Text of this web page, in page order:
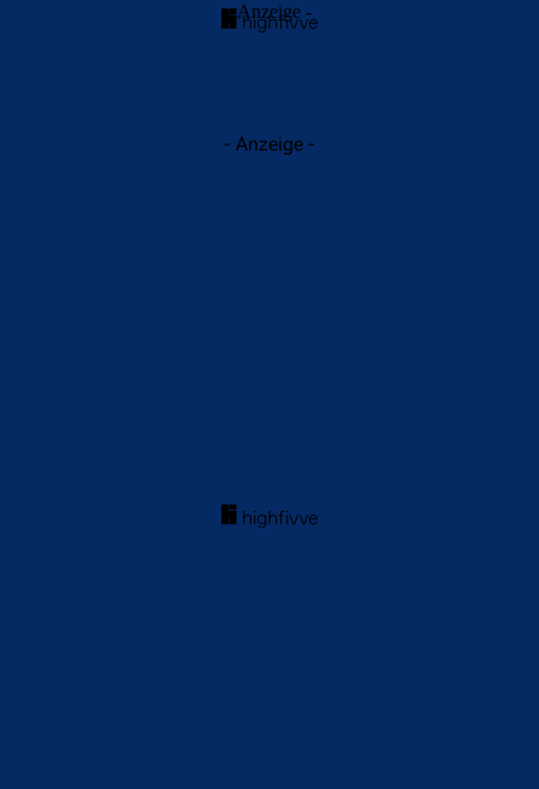
- Anzeige -
- Anzeige -